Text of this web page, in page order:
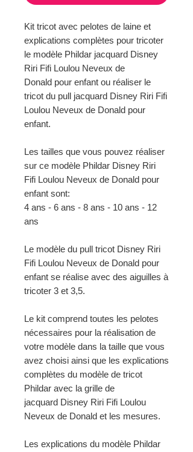
Kit tricot avec pelotes de laine et
explications complètes pour tricoter
le modèle Phildar jacquard Disney
Riri Fifi Loulou Neveux de
Donald pour enfant ou réaliser le
tricot du pull jacquard Disney Riri Fifi
Loulou Neveux de Donald pour
enfant.
Les tailles que vous pouvez réaliser
sur ce modèle Phildar Disney Riri
Fifi Loulou Neveux de Donald pour
enfant sont:
4 ans - 6 ans - 8 ans - 10 ans - 12
ans
Le modèle du pull tricot Disney Riri
Fifi Loulou Neveux de Donald pour
enfant se réalise avec des aiguilles à
tricoter 3 et 3,5.
Le kit comprend toutes les pelotes
nécessaires pour la réalisation de
votre modèle dans la taille que vous
avez choisi ainsi que les explications
complètes du modèle de tricot
Phildar avec la grille de
jacquard Disney Riri Fifi Loulou
Neveux de Donald et les mesures.
Les explications du modèle Phildar